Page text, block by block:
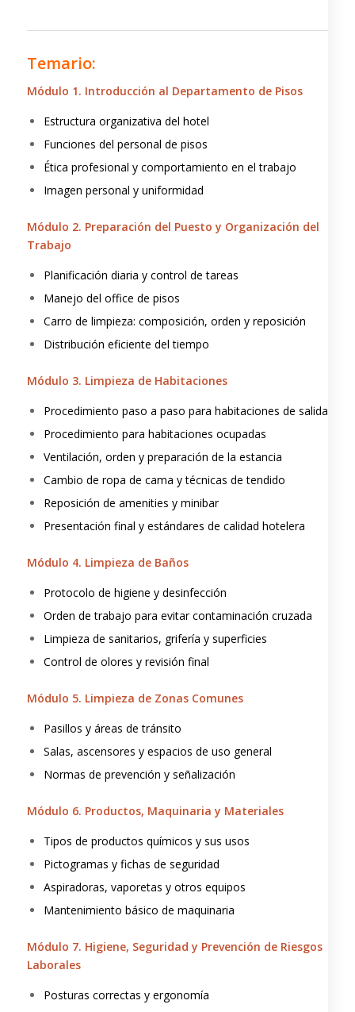
Temario:
Módulo 1. Introducción al Departamento de Pisos
Estructura organizativa del hotel
Funciones del personal de pisos
Ética profesional y comportamiento en el trabajo
Imagen personal y uniformidad
Módulo 2. Preparación del Puesto y Organización del
Trabajo
Planificación diaria y control de tareas
Manejo del office de pisos
Carro de limpieza: composición, orden y reposición
Distribución eficiente del tiempo
Módulo 3. Limpieza de Habitaciones
Procedimiento paso a paso para habitaciones de salida
Procedimiento para habitaciones ocupadas
Ventilación, orden y preparación de la estancia
Cambio de ropa de cama y técnicas de tendido
Reposición de amenities y minibar
Presentación final y estándares de calidad hotelera
Módulo 4. Limpieza de Baños
Protocolo de higiene y desinfección
Orden de trabajo para evitar contaminación cruzada
Limpieza de sanitarios, grifería y superficies
Control de olores y revisión final
Módulo 5. Limpieza de Zonas Comunes
Pasillos y áreas de tránsito
Salas, ascensores y espacios de uso general
Normas de prevención y señalización
Módulo 6. Productos, Maquinaria y Materiales
Tipos de productos químicos y sus usos
Pictogramas y fichas de seguridad
Aspiradoras, vaporetas y otros equipos
Mantenimiento básico de maquinaria
Módulo 7. Higiene, Seguridad y Prevención de Riesgos
Laborales
Posturas correctas y ergonomía